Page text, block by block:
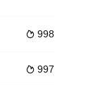
 998
 997